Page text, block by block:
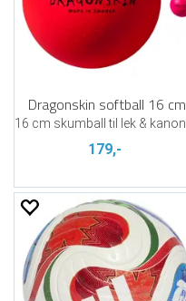
Dragonskin softball 16 cm
179,-